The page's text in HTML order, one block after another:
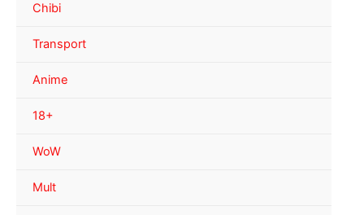
Chibi
Transport
Anime
18+
WoW
Mult